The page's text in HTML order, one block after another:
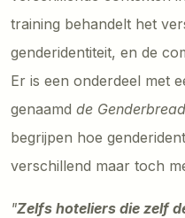
training behandelt het
genderidentiteit, en de
Er is een onderdeel met
genaamd de
begrijpen hoe
verschillend maar toch
"Zelfs hoteliers die zelf